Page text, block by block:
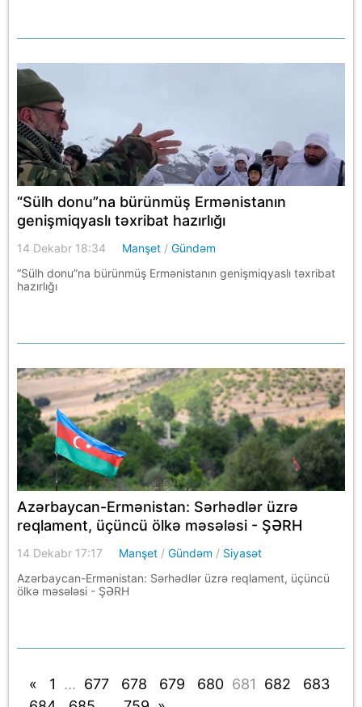
“Sülh donu”na bürünmüş Ermənistanın
genişmiqyaslı təxribat hazırlığı
14 Dekabr 18:34 Manşet /Gündəm
“Sülh donu”na bürünmüş Ermənistanın genişmiqyaslı təxribat
hazırlığı
Azərbaycan-Ermənistan: Sərhədlər üzrə
reqlament, üçüncü ölkə məsələsi - ŞƏRH
14 Dekabr 17:17 Manşet /Gündəm / Siyasət
Azərbaycan-Ermənistan: Sərhədlər üzrə reqlament, üçüncü
ölkə məsələsi - ŞƏRH
« 1 ... 677 678 679 680 681 682
683